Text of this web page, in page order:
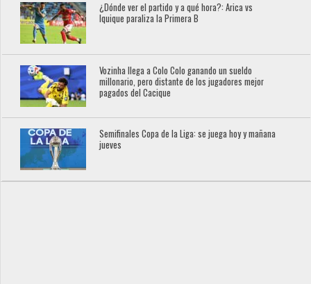
¿Dónde ver el partido y a qué hora?: Arica vs
Iquique paraliza la Primera B
Vozinha llega a Colo Colo ganando un sueldo
millonario, pero distante de los jugadores mejor
pagados del Cacique
Semifinales Copa de la Liga: se juega hoy y mañana
jueves